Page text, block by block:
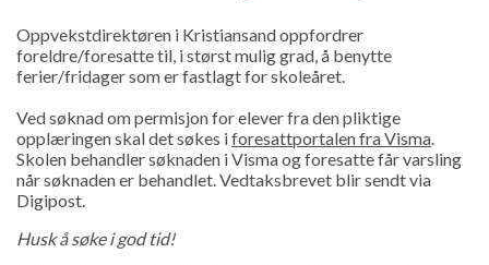
Oppvekstdirektøren i Kristiansand oppfordrer
foreldre/foresatte til, i størst mulig grad, å benytte
ferier/fridager som er fastlagt for skoleåret.
Ved søknad om permisjon for elever fra den pliktige
opplæringen skal det søkes iforesattportalen fra Visma.
Skolen behandler søknaden i Visma og foresatte får varsling
når søknaden er behandlet. Vedtaksbrevet blir sendt via
Digipost.
Husk å søke i god tid!